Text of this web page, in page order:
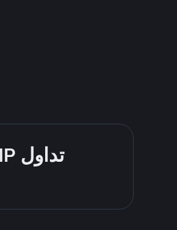
تداول TRUMP بسهولة - قُم بالشراء والبيع باستخدام طرقك المُفضّلة للدفع